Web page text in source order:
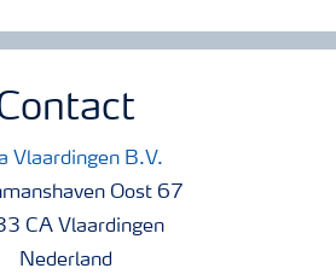
Vlaardingen B.V.
Oost 67
CA Vlaardingen
Nederland